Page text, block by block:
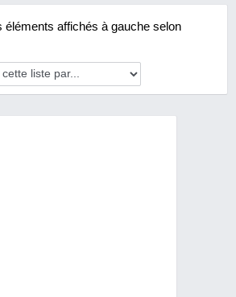
éléments affichés à gauche selon